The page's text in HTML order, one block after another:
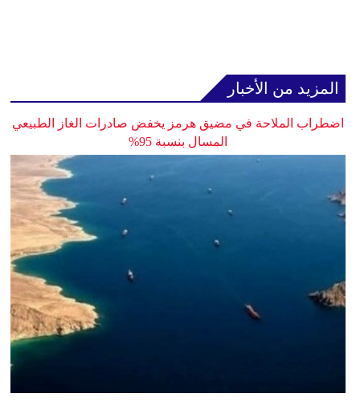
المزيد من الأخبار
اضطراب الملاحة في مضيق هرمز يخفض صادرات الغاز الطبيعي
المسال بنسبة 95%